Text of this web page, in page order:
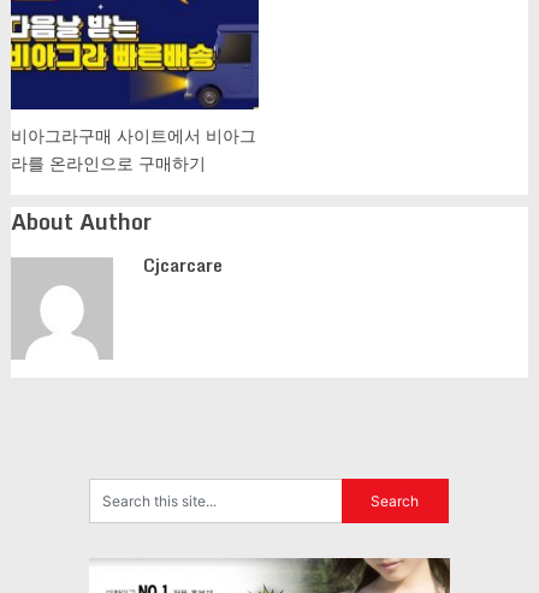
비아그라구매 사이트에서 비아그
라를 온라인으로 구매하기
About Author
Cjcarcare